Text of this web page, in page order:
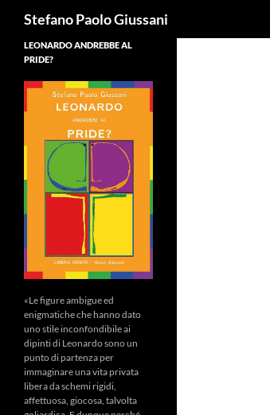
Stefano Paolo Giussani
LEONARDO ANDREBBE AL
PRIDE?
«Le figure ambigue ed
enigmatiche che hanno dato
uno stile inconfondibile ai
dipinti di Leonardo sono un
punto di partenza per
immaginare una vita privata
libera da schemi rigidi,
affettuosa, giocosa, talvolta